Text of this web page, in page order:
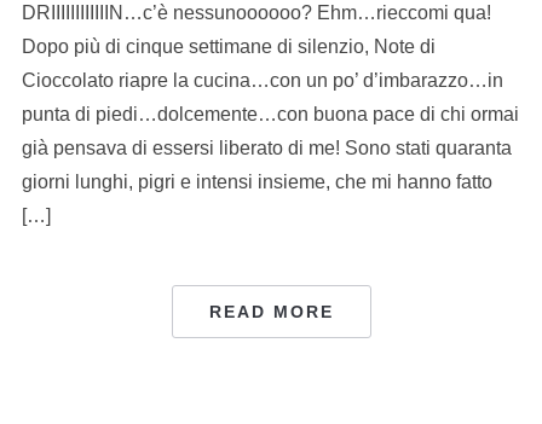
DRIIIIIIIIIIIIN…c’è nessunoooooo? Ehm…rieccomi qua!
Dopo più di cinque settimane di silenzio, Note di
Cioccolato riapre la cucina…con un po’ d’imbarazzo…in
punta di piedi…dolcemente…con buona pace di chi ormai
già pensava di essersi liberato di me! Sono stati quaranta
giorni lunghi, pigri e intensi insieme, che mi hanno fatto
[…]
READ MORE